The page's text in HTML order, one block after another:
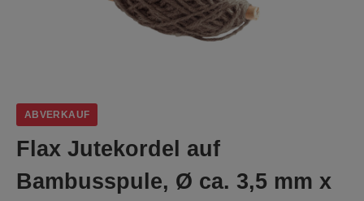
ABVERKAUF
Flax Jutekordel auf
Bambusspule, Ø ca. 3,5 mm x